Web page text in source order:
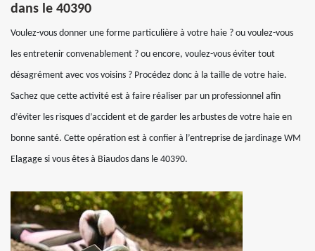
dans le 40390
Voulez-vous donner une forme particulière à votre haie ? ou voulez-vous
les entretenir convenablement ? ou encore, voulez-vous éviter tout
désagrément avec vos voisins ? Procédez donc à la taille de votre haie.
Sachez que cette activité est à faire réaliser par un professionnel afin
d’éviter les risques d’accident et de garder les arbustes de votre haie en
bonne santé. Cette opération est à confier à l’entreprise de jardinage WM
Elagage si vous êtes à Biaudos dans le 40390.